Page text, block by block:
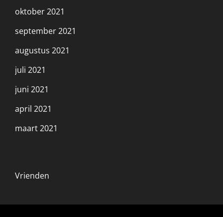
oktober 2021
september 2021
augustus 2021
juli 2021
juni 2021
april 2021
maart 2021
Vrienden